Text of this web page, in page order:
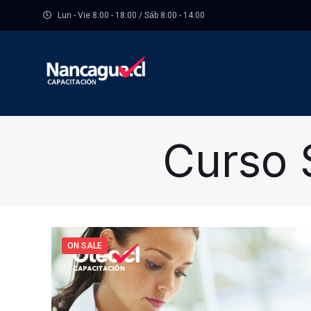
Lun - Vie 8:00 - 18:00 / Sáb 8:00 - 14:00
Curso
ON SALE